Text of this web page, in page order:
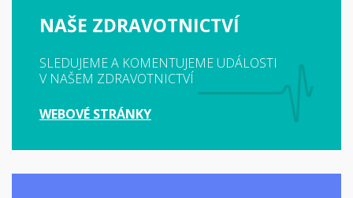
NAŠE ZDRAVOTNICTVÍ
SLEDUJEME A KOMENTUJEME UDÁLOSTI
V NAŠEM ZDRAVOTNICTVÍ
WEBOVÉ STRÁNKY